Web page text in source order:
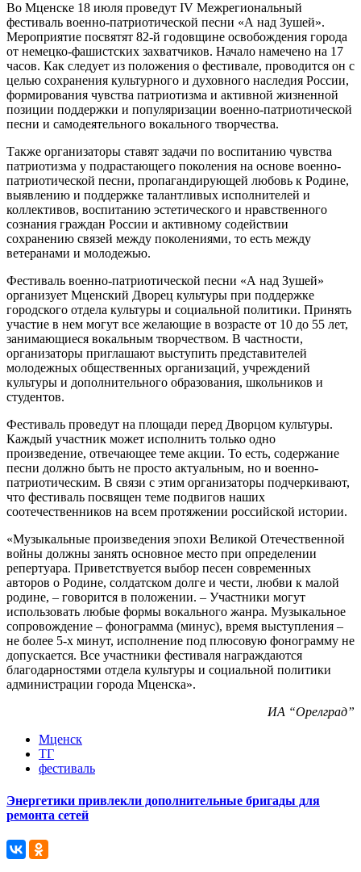
Во Мценске 18 июля проведут IV Межрегиональный
фестиваль военно-патриотической песни «А над Зушей».
Мероприятие посвятят 82-й годовщине освобождения города
от немецко-фашистских захватчиков. Начало намечено на 17
часов. Как следует из положения о фестивале, проводится он с
целью сохранения культурного и духовного наследия России,
формирования чувства патриотизма и активной жизненной
позиции поддержки и популяризации военно-патриотической
песни и самодеятельного вокального творчества.
Также организаторы ставят задачи по воспитанию чувства
патриотизма у подрастающего поколения на основе военно-
патриотической песни, пропагандирующей любовь к Родине,
выявлению и поддержке талантливых исполнителей и
коллективов, воспитанию эстетического и нравственного
сознания граждан России и активному содействии
сохранению связей между поколениями, то есть между
ветеранами и молодежью.
Фестиваль военно-патриотической песни «А над Зушей»
организует Мценский Дворец культуры при поддержке
городского отдела культуры и социальной политики. Принять
участие в нем могут все желающие в возрасте от 10 до 55 лет,
занимающиеся вокальным творчеством. В частности,
организаторы приглашают выступить представителей
молодежных общественных организаций, учреждений
культуры и дополнительного образования, школьников и
студентов.
Фестиваль проведут на площади перед Дворцом культуры.
Каждый участник может исполнить только одно
произведение, отвечающее теме акции. То есть, содержание
песни должно быть не просто актуальным, но и военно-
патриотическим. В связи с этим организаторы подчеркивают,
что фестиваль посвящен теме подвигов наших
соотечественников на всем протяжении российской истории.
«Музыкальные произведения эпохи Великой Отечественной
войны должны занять основное место при определении
репертуара. Приветствуется выбор песен современных
авторов о Родине, солдатском долге и чести, любви к малой
родине, – говорится в положении. – Участники могут
использовать любые формы вокального жанра. Музыкальное
сопровождение – фонограмма (минус), время выступления –
не более 5-х минут, исполнение под плюсовую фонограмму не
допускается. Все участники фестиваля награждаются
благодарностями отдела культуры и социальной политики
администрации города Мценска».
ИА “Орелград”
Мценск
ТГ
фестиваль
Энергетики привлекли дополнительные бригады для
ремонта сетей